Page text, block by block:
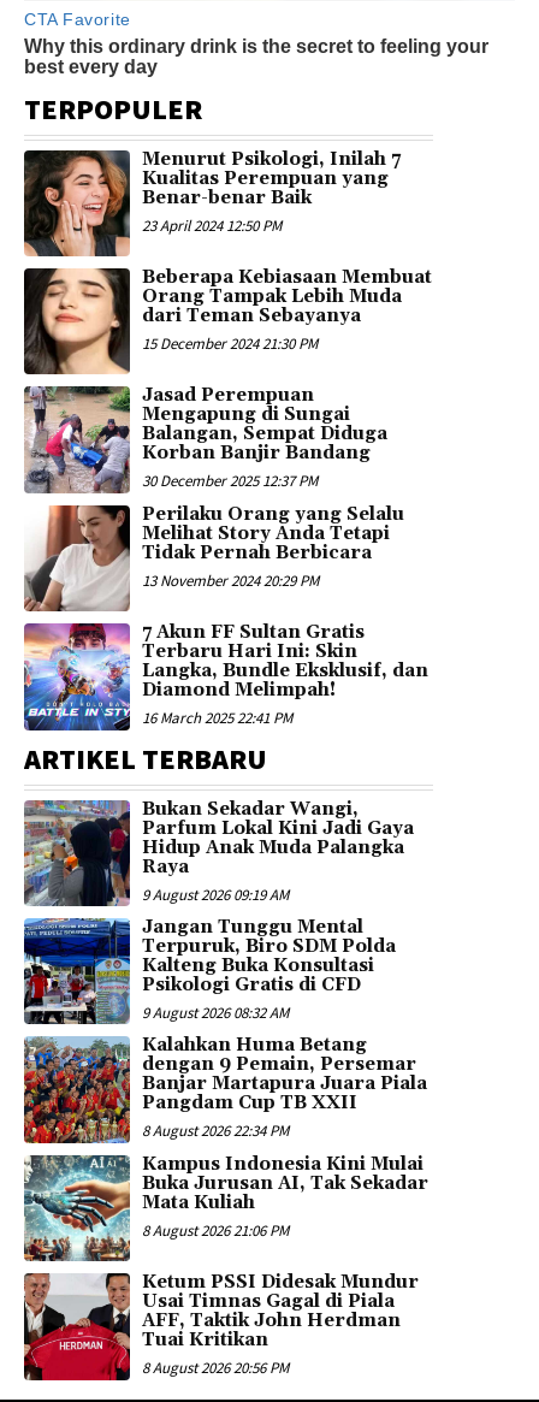
TERPOPULER
Menurut Psikologi, Inilah 7
Kualitas Perempuan yang
Benar-benar Baik
23 April 2024 12:50 PM
Beberapa Kebiasaan Membuat
Orang Tampak Lebih Muda
dari Teman Sebayanya
15 December 2024 21:30 PM
Jasad Perempuan
Mengapung di Sungai
Balangan, Sempat Diduga
Korban Banjir Bandang
30 December 2025 12:37 PM
Perilaku Orang yang Selalu
Melihat Story Anda Tetapi
Tidak Pernah Berbicara
13 November 2024 20:29 PM
7 Akun FF Sultan Gratis
Terbaru Hari Ini: Skin
Langka, Bundle Eksklusif, dan
Diamond Melimpah!
16 March 2025 22:41 PM
ARTIKEL TERBARU
Bukan Sekadar Wangi,
Parfum Lokal Kini Jadi Gaya
Hidup Anak Muda Palangka
Raya
9 August 2026 09:19 AM
Jangan Tunggu Mental
Terpuruk, Biro SDM Polda
Kalteng Buka Konsultasi
Psikologi Gratis di CFD
9 August 2026 08:32 AM
Kalahkan Huma Betang
dengan 9 Pemain, Persemar
Banjar Martapura Juara Piala
Pangdam Cup TB XXII
8 August 2026 22:34 PM
Kampus Indonesia Kini Mulai
Buka Jurusan AI, Tak Sekadar
Mata Kuliah
8 August 2026 21:06 PM
Ketum PSSI Didesak Mundur
Usai Timnas Gagal di Piala
AFF, Taktik John Herdman
Tuai Kritikan
8 August 2026 20:56 PM